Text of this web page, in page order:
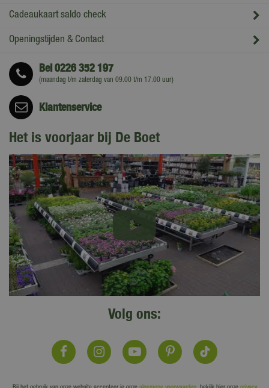
Cadeaukaart saldo check
Openingstijden & Contact
Bel0226 352 197
(maandag t/m zaterdag van 09.00 t/m 17.00 uur)
Klantenservice
Het is voorjaar bij De Boet
Volg ons: